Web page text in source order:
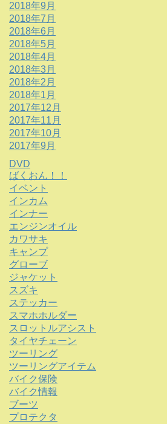
2018年9月
2018年7月
2018年6月
2018年5月
2018年4月
2018年3月
2018年2月
2018年1月
2017年12月
2017年11月
2017年10月
2017年9月
DVD
ばくおん！！
イベント
インカム
インナー
エンジンオイル
カワサキ
キャンプ
グローブ
ジャケット
スズキ
ステッカー
スマホホルダー
スロットルアシスト
タイヤチェーン
ツーリング
ツーリングアイテム
バイク保険
バイク情報
ブーツ
プロテクタ